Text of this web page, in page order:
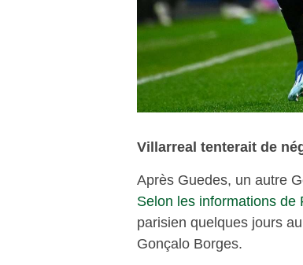
Villarreal tenterait de
Après Guedes, un autre
Selon les informations de
parisien quelques jours
Gonçalo Borges.